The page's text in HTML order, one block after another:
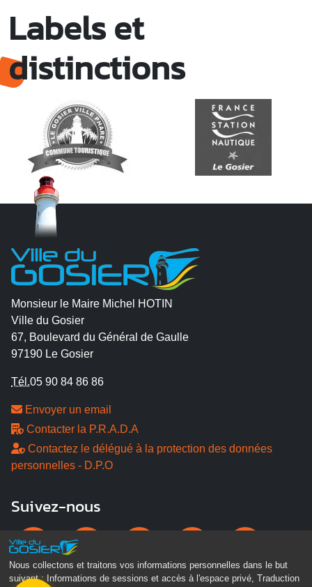
Nous collectons et traitons vos informations personnelles dans le but
suivant :
Informations de sessions et accès à l'espace privé, Traduction
Labels et
distinctions
Monsieur le Maire Michel HOTIN
Ville du Gosier
67, Boulevard du Général de Gaulle
97190 Le Gosier
Tél.05 90 84 86 86
Envoyer un email
Contacter la P.R.A.D.A
Contactez le délégué à la protection des données
personnelles - D.P.O
Suivez-nous